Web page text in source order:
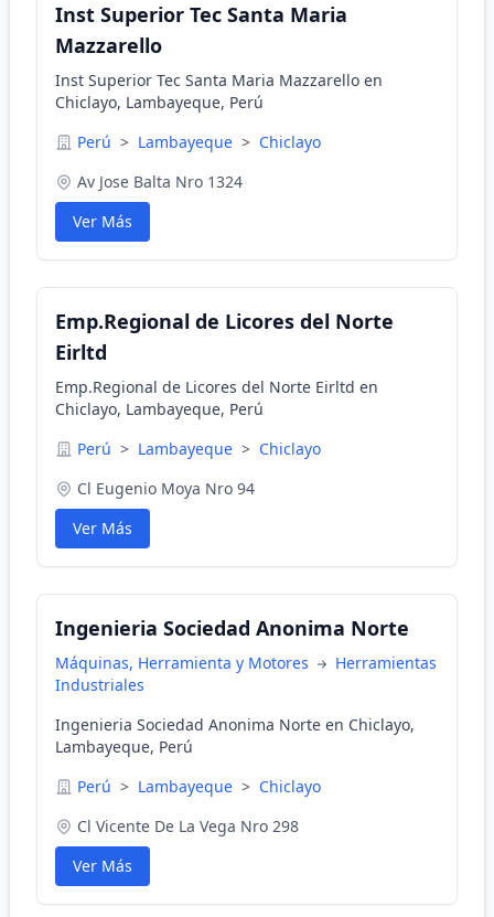
Inst Superior Tec Santa Maria
Mazzarello
Inst Superior Tec Santa Maria Mazzarello en
Chiclayo, Lambayeque, Perú
Perú > Lambayeque > Chiclayo
Av Jose Balta Nro 1324
Ver Más
Emp.Regional de Licores del Norte
Eirltd
Emp.Regional de Licores del Norte Eirltd en
Chiclayo, Lambayeque, Perú
Perú > Lambayeque > Chiclayo
Cl Eugenio Moya Nro 94
Ver Más
Ingenieria Sociedad Anonima Norte
Máquinas, Herramienta y Motores
Herramientas
Industriales
Ingenieria Sociedad Anonima Norte en Chiclayo,
Lambayeque, Perú
Perú > Lambayeque > Chiclayo
Cl Vicente De La Vega Nro 298
Ver Más